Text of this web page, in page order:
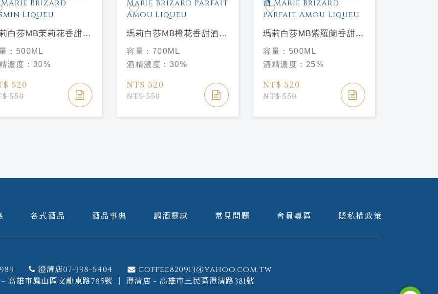
白莎MB茉莉花香甜酒
Brizard Jasmin
： 500ML
濃度： 30%
520
550
瑪莉白莎MB橙花香甜酒
Marie Brizard Parfait
Amou Liqueu
容量： 700ML
酒精濃度： 30%
NT$ 520
NT$ 550
瑪莉白莎MB紫羅蘭香甜酒
Marie Brizard Parfait
Amou Liqueu
容量： 500ML
酒精濃度： 25%
NT$ 520
NT$ 550
各式酒品 酒品事典 調酒靈感 常見問題 會員專區 隱私權政策
澄清店07-398-6404
coffee820913@yahoo.com.tw
高雄市鳳山區文龍東路785號 ｜ 澄清店 - 高雄市三民區澄清路381號